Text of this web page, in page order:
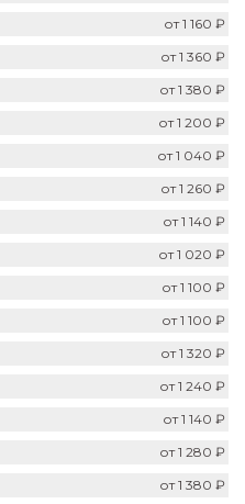
от 1 160 ₽
от 1 360 ₽
от 1 380 ₽
от 1 200 ₽
от 1 040 ₽
от 1 260 ₽
от 1 140 ₽
от 1 020 ₽
от 1 100 ₽
от 1 100 ₽
от 1 320 ₽
от 1 240 ₽
от 1 140 ₽
от 1 280 ₽
от 1 380 ₽